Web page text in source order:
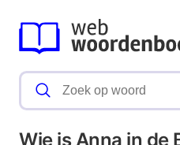
Wie is Anna in de